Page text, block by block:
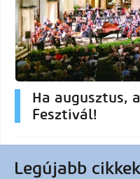
Ha augusztus,
Fesztivál!
Legújabb cikkek